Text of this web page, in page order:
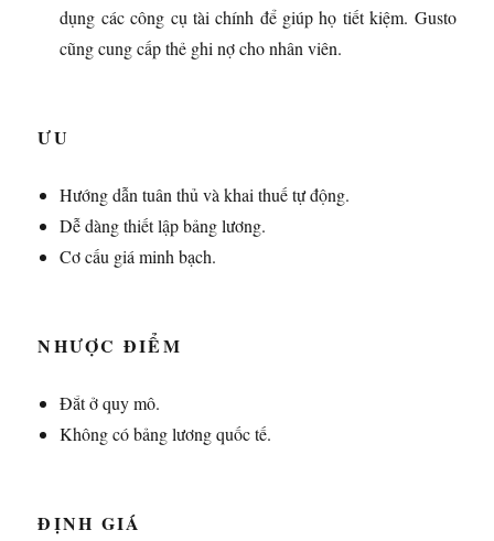
dụng các công cụ tài chính để giúp họ tiết kiệm. Gusto
cũng cung cấp thẻ ghi nợ cho nhân viên.
ƯU
Hướng dẫn tuân thủ và khai thuế tự động.
Dễ dàng thiết lập bảng lương.
Cơ cấu giá minh bạch.
NHƯỢC ĐIỂM
Đắt ở quy mô.
Không có bảng lương quốc tế.
ĐỊNH GIÁ